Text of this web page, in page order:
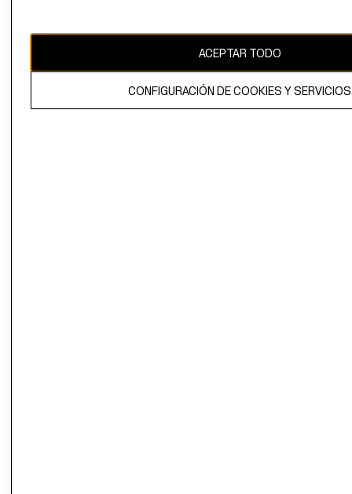
Colombia ($)
ACEPTAR TODO
CONFIGURACIÓN DE COOKIES Y SERVICIOS